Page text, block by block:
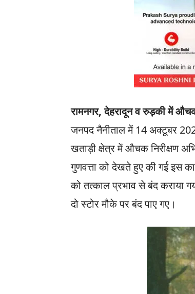
रामनगर, देहरादून व रुड़की में
जनपद नैनीताल में 14 अक्टूबर
खताड़ी क्षेत्र में औचक निरीक्षण
गुणवत्ता को देखते हुए की गई इस
को तत्काल प्रभाव से बंद कराया
दो स्टोर मौके पर बंद पाए गए।